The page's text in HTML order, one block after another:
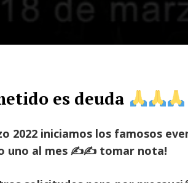
es deuda
2022 iniciamos los famosos
uno al mes ✍✍tomar nota!